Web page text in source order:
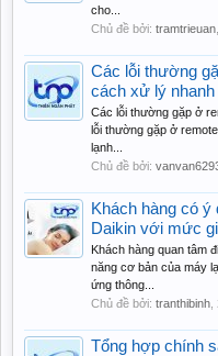
cho...
Chủ đề bởi: tramtrieuan
Các lỗi thường
cách xử lý nhanh
Các lỗi thường gặp ở
lỗi thường gặp ở
lạnh...
Chủ đề bởi:
Khách hàng có ý
Daikin với mức
Khách hàng quan tâm
năng cơ bản của máy
ứng thông...
Chủ đề bởi: tranthibinh
Tổng hợp chính